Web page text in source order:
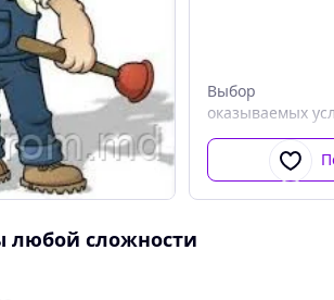
Выбор
оказываемых
По типу
любой сложности